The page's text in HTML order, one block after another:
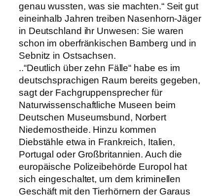
genau wussten, was sie machten.“ Seit gut
eineinhalb Jahren treiben Nasenhorn-Jäger
in Deutschland ihr Unwesen: Sie waren
schon im oberfränkischen Bamberg und in
Sebnitz in Ostsachsen.
..“Deutlich über zehn Fälle“ habe es im
deutschsprachigen Raum bereits gegeben,
sagt der Fachgruppensprecher für
Naturwissenschaftliche Museen beim
Deutschen Museumsbund, Norbert
Niedernostheide. Hinzu kommen
Diebstähle etwa in Frankreich, Italien,
Portugal oder Großbritannien. Auch die
europäische Polizeibehörde Europol hat
sich eingeschaltet, um dem kriminellen
Geschäft mit den Tierhörnern der Garaus